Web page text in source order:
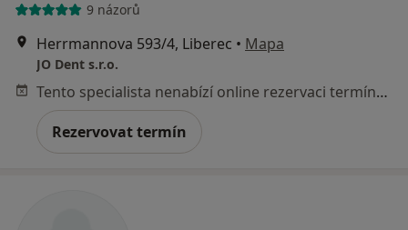
9 názorů
Herrmannova 593/4, Liberec • Mapa
JO Dent s.r.o.
Tento specialista nenabízí online rezervaci termínu na této adrese.
Rezervovat termín